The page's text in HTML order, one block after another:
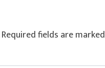
Required fields are marked